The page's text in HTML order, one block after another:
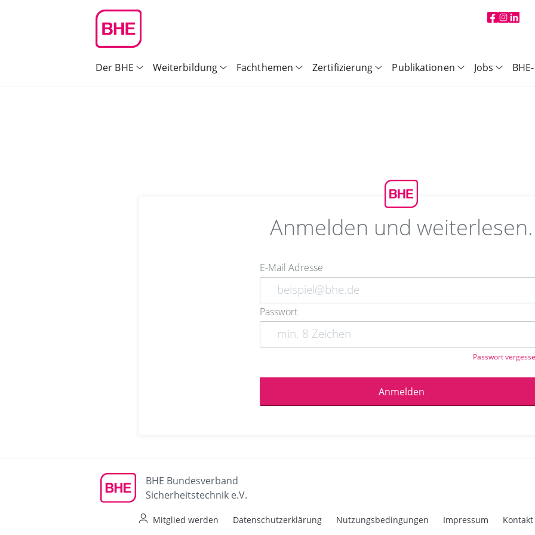
Der BHE Weiterbildung Fachthemen Zertifizierung Publikationen Jobs
Anmelden und weiterlesen.
E-Mail Adresse
Passwort
Passwort
Anmelden
BHE Bundesverband
Sicherheitstechnik e.V.
Mitglied werden Datenschutzerklärung Nutzungsbedingungen Impressum Kontakt